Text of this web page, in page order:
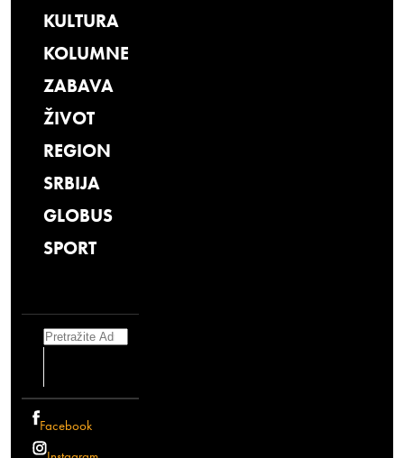
KULTURA
KOLUMNE
ZABAVA
ŽIVOT
REGION
SRBIJA
GLOBUS
SPORT
Search
Facebook